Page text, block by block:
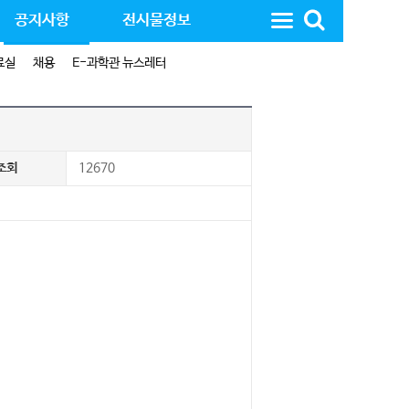
공지사항
실 채용 E-과학관 뉴스레터
전시물정보
회 12670